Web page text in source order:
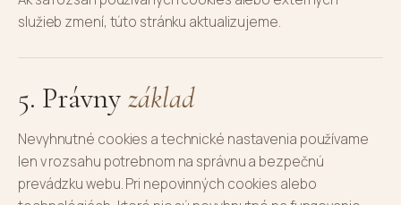
služieb zmení, túto stránku aktualizujeme.
5. Právny základ
Nevyhnutné cookies a technické nastavenia používame
len v rozsahu potrebnom na správnu a bezpečnú
prevádzku webu. Pri nepovinných cookies alebo